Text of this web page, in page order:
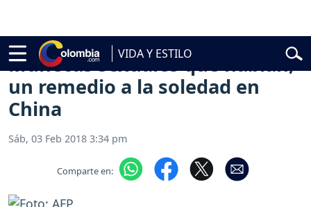
VIDA Y ESTILO
Abelardo de la Espriella
Muñecas sexuales que hablan,
un remedio a la soledad en
China
Sáb, 03 Feb 2018 3:34 pm
Comparte en: